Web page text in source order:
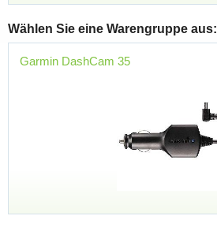
Wählen Sie eine Warengruppe aus:
Garmin DashCam 35